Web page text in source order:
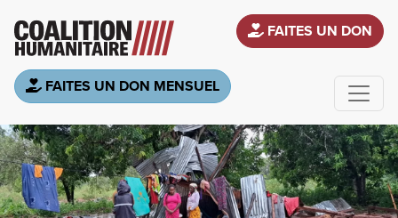
FAITES UN DON
FAITES UN DON MENSUEL